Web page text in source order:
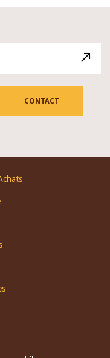
CONTACT